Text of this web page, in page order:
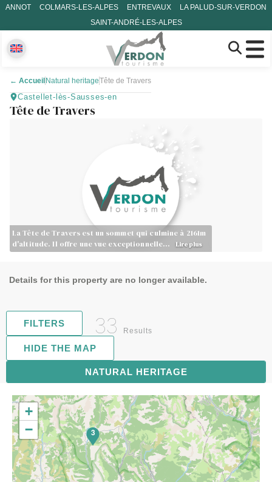
ANNOT COLMARS-LES-ALPES ENTREVAUX
LA PALUD-SUR-VERDON
SAINT-ANDRÉ-LES-ALPES
← Accueil Natural heritageTête de Travers
Castellet-lès-Sausses-en
Tête de Travers
La Tête de Travers est un sommet qui culmine à 2161m
d'altitude. Il offre une vue exceptionnelle…
Lire plus
Details for this property are no longer available.
FILTERS 33 Results
NATURAL HERITAGE
HIDE THE MAP
3
6
+
−